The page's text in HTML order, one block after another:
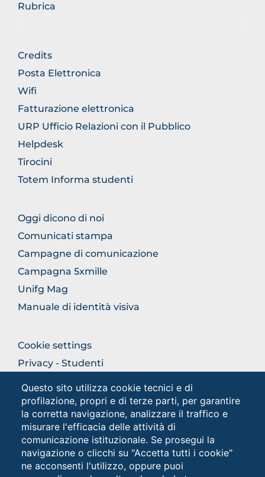
Questo sito utilizza cookie tecnici e di
profilazione, propri e di terze parti, per garantire
la corretta navigazione, analizzare il traffico e
misurare l'efficacia delle attività di
comunicazione istituzionale. Se prosegui la
navigazione o clicchi su "Accetta tutti i cookie"
ne acconsenti l'utilizzo, oppure puoi
Rubrica
FOOTER
GENERICO
Credits
Posta Elettronica
Wifi
Fatturazione elettronica
URP Ufficio Relazioni con il Pubblico
Helpdesk
Tirocini
Totem Informa studenti
FOOTER
COMUNICAZIONE
Oggi dicono di noi
Comunicati stampa
Campagne di comunicazione
Campagna 5xmille
Unifg Mag
Manuale di identità visiva
FOOTER
COLONNA
DESTRA
Cookie settings
Privacy - Studenti
Social